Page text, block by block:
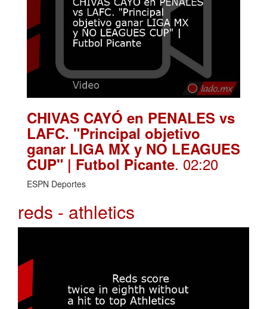
CHIVAS CAYÓ en PENALES vs
LAFC. "Principal objetivo
ganar LIGA MX y NO LEAGUES
CUP" | Futbol Picante. 02:20
ESPN Deportes
reds - athletics